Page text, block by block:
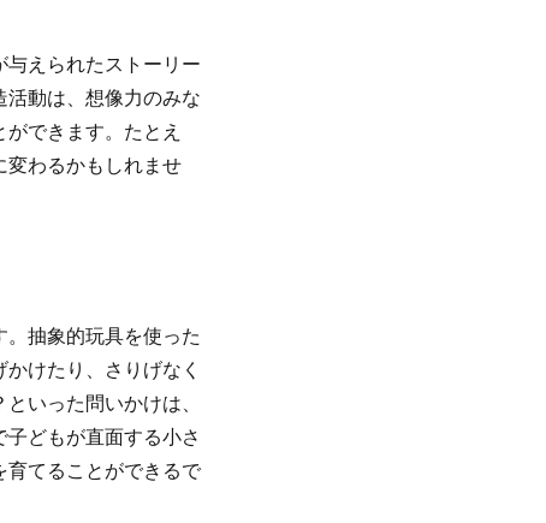
えられたストーリー
動は、想像力のみな
できます。たとえ
変わるかもしれませ
抽象的玩具を使った
けたり、さりげなく
いった問いかけは、
どもが直面する小さ
育てることができるで